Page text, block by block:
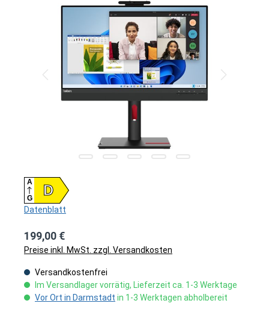
D
A
G
Datenblatt
199,00 €
Preise inkl. MwSt. zzgl. Versandkosten
Versandkostenfrei
Im Versandlager vorrätig, Lieferzeit ca. 1-3 Werktage
Vor Ort in Darmstadt in 1-3 Werktagen abholbereit